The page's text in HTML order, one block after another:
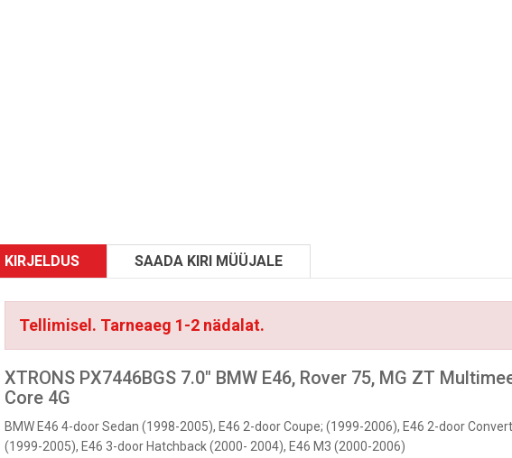
Seeria F01, F02, F04 CIC Multimeedia
Android Octa-Core 4G
1333 € 1560 €
KIRJELDUS SAADA KIRI MÜÜJALE
Tellimisel. Tarneaeg 1-2 nädalat.
XTRONS PX7446BGS 7.0" BMW E46, Rover 75, MG ZT
Core 4G
BMW E46 4-door Sedan (1998-2005), E46 2-door Coupe; (1999-2006), E46 2-door
(1999-2005), E46 3-door Hatchback (2000- 2004), E46 M3 (2000-2006)